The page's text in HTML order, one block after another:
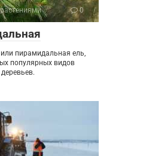
0
пирамидальная ель,
популярных видов